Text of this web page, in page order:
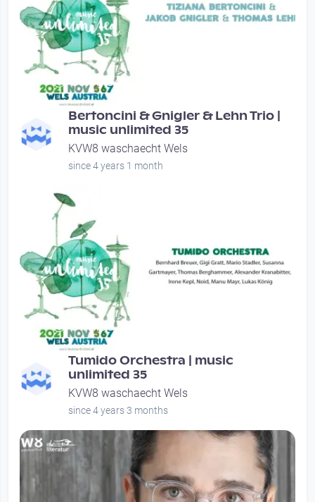
00:55:34
Bertoncini & Gnigler & Lehn Trio |
music unlimited 35
KVW8 waschaecht Wels
since 4 years 1 month
01:11:58
Tumido Orchestra | music
unlimited 35
KVW8 waschaecht Wels
since 4 years 3 months